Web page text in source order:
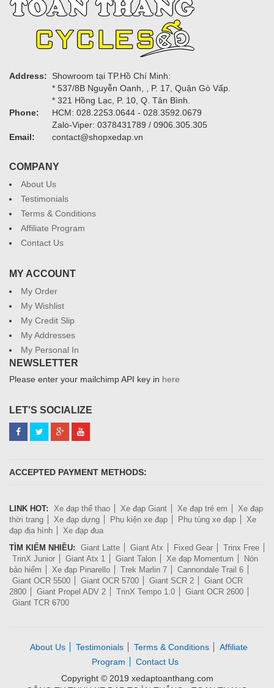
Address:
Showroom tại TP.Hồ Chí Minh:
* 537/8B Nguyễn Oanh, , P. 17, Quận Gò Vấp.
* 321 Hồng Lạc, P. 10, Q. Tân Bình.
Phone:
HCM: 028.2253.0644 - 028.3592.0679
Zalo-Viper: 0378431789 / 0906.305.305
Email:
contact@shopxedap.vn
COMPANY
About Us
Testimonials
Terms & Conditions
Affiliate Program
Contact Us
MY ACCOUNT
My Order
My Wishlist
My Credit Slip
My Addresses
My Personal In
NEWSLETTER
Please enter your mailchimp API key in here
LET'S SOCIALIZE
ACCEPTED PAYMENT METHODS:
LINK HOT: Xe đạp thể thao Xe đạp Giant Xe đạp trẻ em
Xe đạp
thời trang
Xe đạp dựng Phụ kiện xe đạp Phụ tùng xe đạp
Xe
đạp địa hình
Xe đạp đua
TÌM KIẾM NHIỀU:
Giant Latte Giant Atx Fixed Gear
Trinx Free
TrinX Junior
Giant Atx 1 Giant Talon Xe đạp Momentum
Nón
bảo hiểm
Xe đạp Pinarello Trek Marlin 7
Cannondale Trail 6
Giant OCR 5500
Giant OCR 5700 Giant SCR 2
Giant OCR
2800
Giant Propel ADV 2 TrinX Tempo 1.0
Giant OCR 2600
Giant TCR 6700
About Us Testimonials Terms & Conditions
Affiliate
Program
Contact Us
Copyright © 2019 xedaptoanthang.com